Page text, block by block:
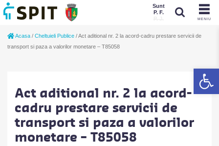
MENIU
Sunt
P. F.
P. J.
Acasa / Cheltuieli Publice /Act aditional nr. 2 la acord-cadru prestare servicii de
transport si paza a valorilor monetare – T85058
Act aditional nr. 2 la acord-
cadru prestare servicii de
transport si paza a valorilor
monetare – T85058